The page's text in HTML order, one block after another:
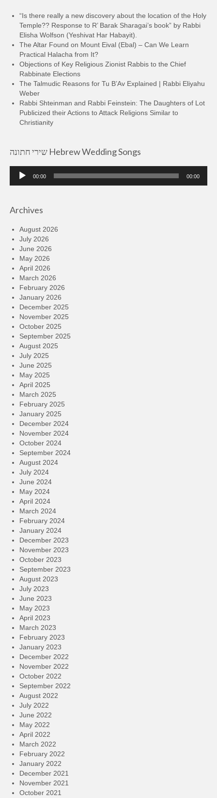
“Is there really a new discovery about the location of the Holy
Temple?? Response to R’ Barak Sharagai’s book” by Rabbi
Elisha Wolfson (Yeshivat Har Habayit).
The Altar Found on Mount Eival (Ebal) – Can We Learn
Practical Halacha from It?
Objections of Key Religious Zionist Rabbis to the Chief
Rabbinate Elections
The Talmudic Reasons for Tu B’Av Explained | Rabbi Eliyahu
Weber
Rabbi Shteinman and Rabbi Feinstein: The Daughters of Lot
Publicized their Actions to Attack Religions Similar to
Christianity
שירי חתונה Hebrew Wedding Songs
Audio
Player
00:00 00:00
Archives
August 2026
July 2026
June 2026
May 2026
April 2026
March 2026
February 2026
January 2026
December 2025
November 2025
October 2025
September 2025
August 2025
July 2025
June 2025
May 2025
April 2025
March 2025
February 2025
January 2025
December 2024
November 2024
October 2024
September 2024
August 2024
July 2024
June 2024
May 2024
April 2024
March 2024
February 2024
January 2024
December 2023
November 2023
October 2023
September 2023
August 2023
July 2023
June 2023
May 2023
April 2023
March 2023
February 2023
January 2023
December 2022
November 2022
October 2022
September 2022
August 2022
July 2022
June 2022
May 2022
April 2022
March 2022
February 2022
January 2022
December 2021
November 2021
October 2021